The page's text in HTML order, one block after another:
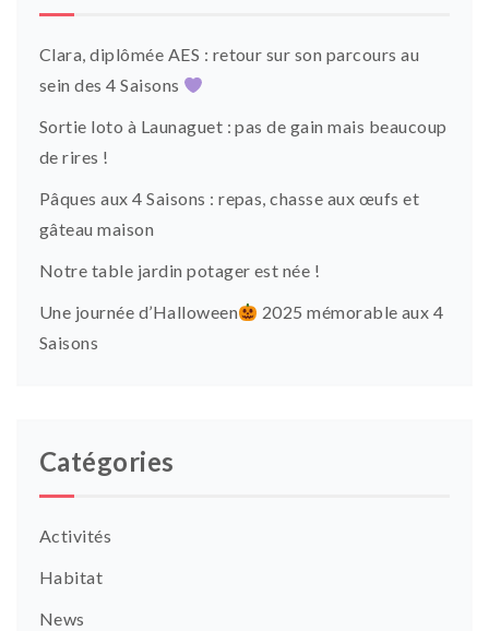
Clara, diplômée AES : retour sur son parcours au
sein des 4 Saisons
Sortie loto à Launaguet : pas de gain mais beaucoup
de rires !
Pâques aux 4 Saisons : repas, chasse aux œufs et
gâteau maison
Notre table jardin potager est née !
Une journée d’Halloween
2025 mémorable aux 4
Saisons
Catégories
Activités
Habitat
News